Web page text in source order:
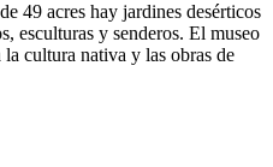
49 acres hay jardines desérticos
esculturas y senderos. El museo
cultura nativa y las obras de